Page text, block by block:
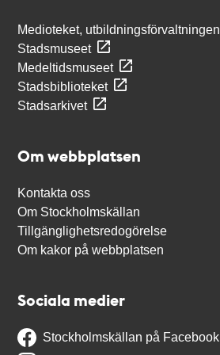
Medioteket, utbildningsförvaltningen
Stadsmuseet
Medeltidsmuseet
Stadsbiblioteket
Stadsarkivet
Om webbplatsen
Kontakta oss
Om Stockholmskällan
Tillgänglighetsredogörelse
Om kakor på webbplatsen
Sociala medier
Stockholmskällan på Facebook